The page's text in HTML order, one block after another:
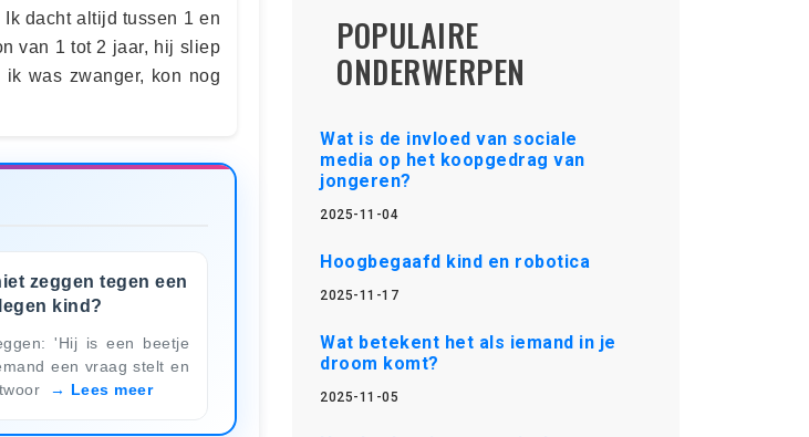
dacht altijd tussen 1 en
van 1 tot 2 jaar, hij sliep
was zwanger, kon nog
zeggen tegen een
kind?
'Hij is een beetje
een vraag stelt en
Lees meer
POPULAIRE
ONDERWERPEN
Wat is de invloed van sociale
media op het koopgedrag van
jongeren?
2025-11-04
Hoogbegaafd kind en robotica
2025-11-17
Wat betekent het als iemand in je
droom komt?
2025-11-05